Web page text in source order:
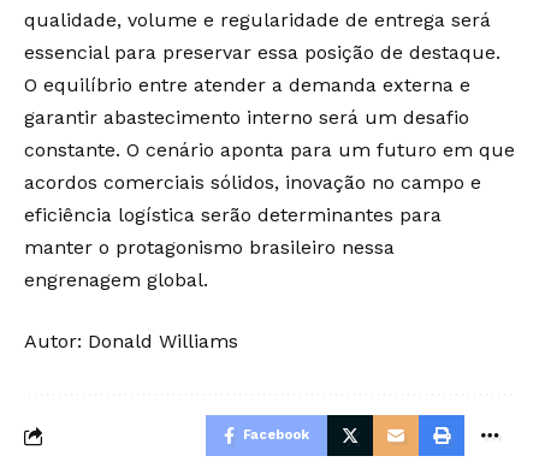
qualidade, volume e regularidade de entrega será
essencial para preservar essa posição de destaque.
O equilíbrio entre atender a demanda externa e
garantir abastecimento interno será um desafio
constante. O cenário aponta para um futuro em que
acordos comerciais sólidos, inovação no campo e
eficiência logística serão determinantes para
manter o protagonismo brasileiro nessa
engrenagem global.
Autor: Donald Williams
Facebook